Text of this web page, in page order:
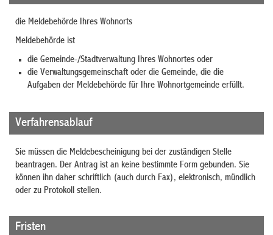
die Meldebehörde Ihres Wohnorts
Meldebehörde ist
die Gemeinde-/Stadtverwaltung Ihres Wohnortes oder
die Verwaltungsgemeinschaft oder die Gemeinde, die die
Aufgaben der Meldebehörde für Ihre Wohnortgemeinde erfüllt.
Verfahrensablauf
Sie müssen die Meldebescheinigung bei der zuständigen Stelle
beantragen. Der Antrag ist an keine bestimmte Form gebunden. Sie
können ihn daher schriftlich (auch durch Fax), elektronisch, mündlich
oder zu Protokoll stellen.
Fristen